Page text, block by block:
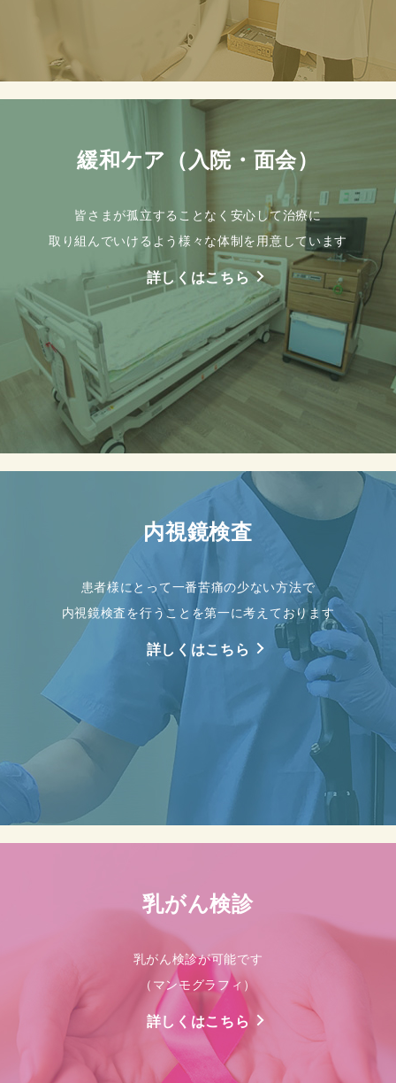
緩和ケア（入院・面会）
皆さまが孤立することなく安心して治療に
取り組んでいけるよう様々な体制を用意しています
詳しくはこちら
内視鏡検査
患者様にとって一番苦痛の少ない方法で
内視鏡検査を行うことを第一に考えております
詳しくはこちら
乳がん検診
乳がん検診が可能です
（マンモグラフィ）
詳しくはこちら